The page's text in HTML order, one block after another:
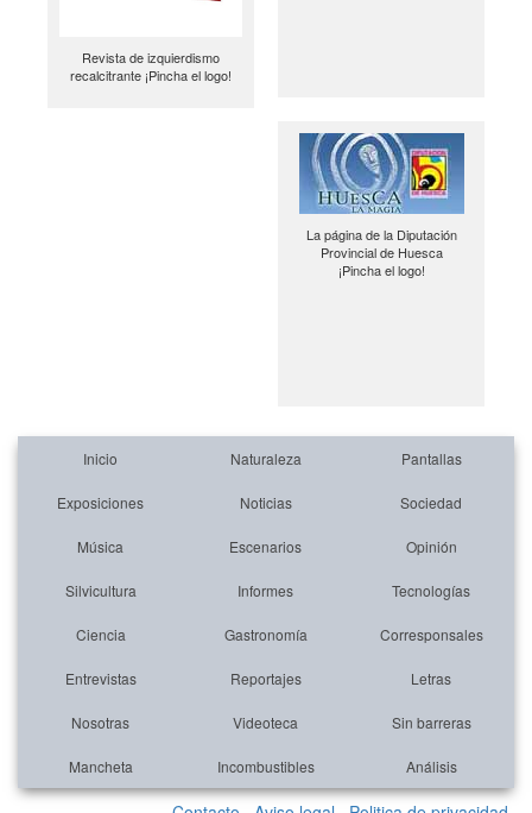
Revista de izquierdismo
recalcitrante ¡Pincha el logo!
La página de la Diputación
Provincial de Huesca
¡Pincha el logo!
Inicio Naturaleza Pantallas
Exposiciones Noticias Sociedad
Música Escenarios Opinión
Silvicultura Informes Tecnologías
Ciencia Gastronomía Corresponsales
Entrevistas Reportajes Letras
Nosotras Videoteca Sin barreras
Mancheta Incombustibles Análisis